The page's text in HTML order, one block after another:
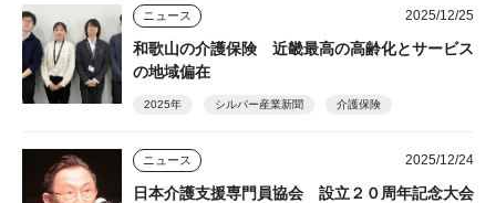
ニュース 2025/12/25
和歌山の介護保険 近畿最高の高齢化とサービス
の地域偏在
2025年 シルバー産業新聞 介護保険
ニュース 2025/12/24
日本介護支援専門員協会 設立２０周年記念大会